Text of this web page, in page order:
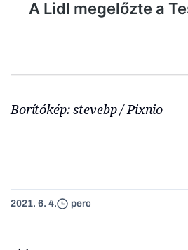
Borítókép: stevebp / Pixnio
2021. 6. 4. perc